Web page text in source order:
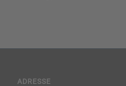
ADRESSE